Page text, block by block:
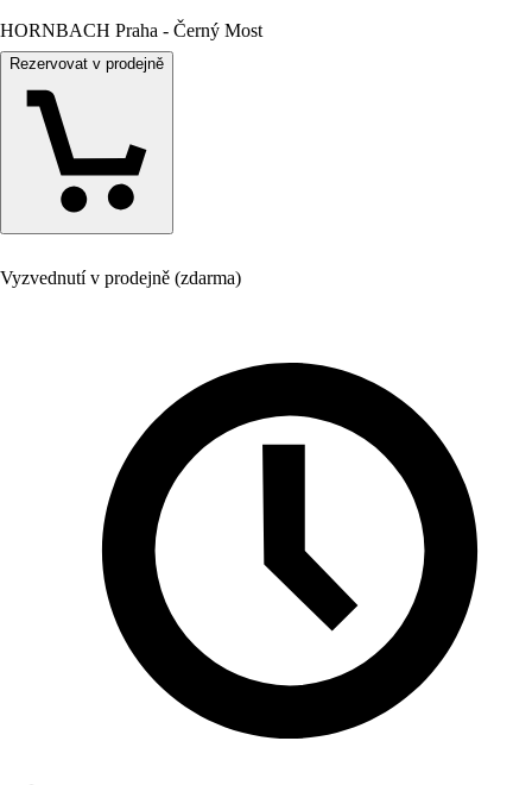
HORNBACH Praha - Černý Most
Rezervovat v prodejně
Vyzvednutí v prodejně (zdarma)